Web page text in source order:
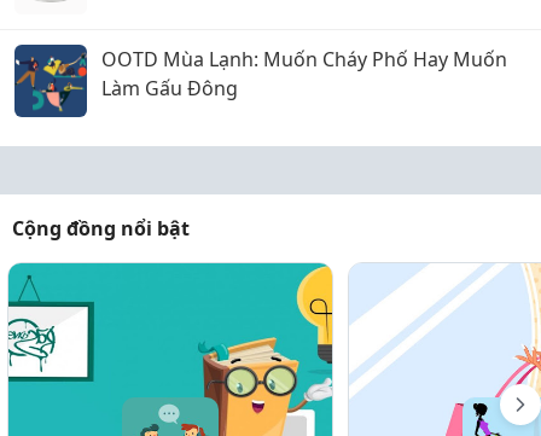
OOTD Mùa Lạnh: Muốn Cháy Phố Hay Muốn
Làm Gấu Đông
Cộng đồng nổi bật